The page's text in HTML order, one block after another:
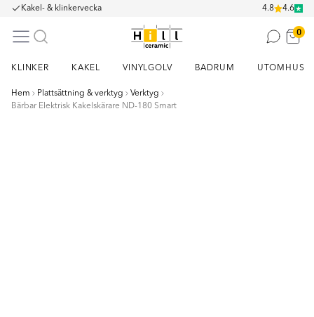
Kakel- & klinkervecka 4.8 4.6
0
KLINKER KAKEL VINYLGOLV BADRUM UTOMHUS
Hem Plattsättning & verktyg
Verktyg
Bärbar Elektrisk Kakelskärare ND-180 Smart